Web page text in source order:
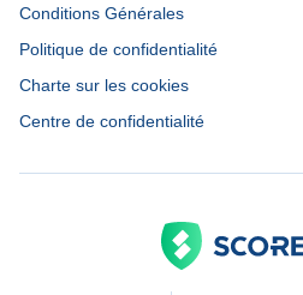
Conditions Générales
Politique de confidentialité
Charte sur les cookies
Centre de confidentialité